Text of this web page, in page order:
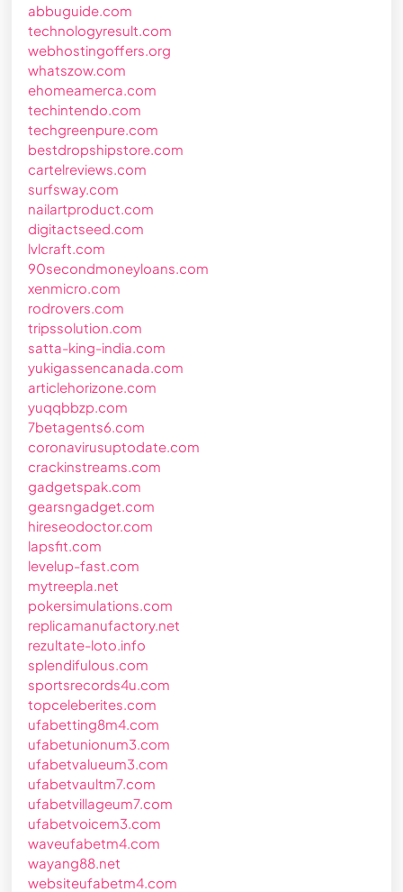
abbuguide.com
technologyresult.com
webhostingoffers.org
whatszow.com
ehomeamerca.com
techintendo.com
techgreenpure.com
bestdropshipstore.com
cartelreviews.com
surfsway.com
nailartproduct.com
digitactseed.com
lvlcraft.com
90secondmoneyloans.com
xenmicro.com
rodrovers.com
tripssolution.com
satta-king-india.com
yukigassencanada.com
articlehorizone.com
yuqqbbzp.com
7betagents6.com
coronavirusuptodate.com
crackinstreams.com
gadgetspak.com
gearsngadget.com
hireseodoctor.com
lapsfit.com
levelup-fast.com
mytreepla.net
pokersimulations.com
replicamanufactory.net
rezultate-loto.info
splendifulous.com
sportsrecords4u.com
topceleberites.com
ufabetting8m4.com
ufabetunionum3.com
ufabetvalueum3.com
ufabetvaultm7.com
ufabetvillageum7.com
ufabetvoicem3.com
waveufabetm4.com
wayang88.net
websiteufabetm4.com